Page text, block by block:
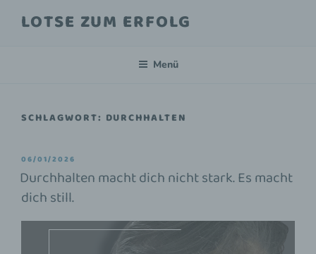
LOTSE ZUM ERFOLG
Menü
SCHLAGWORT: DURCHHALTEN
06/01/2026
Durchhalten macht dich nicht stark. Es macht
dich still.